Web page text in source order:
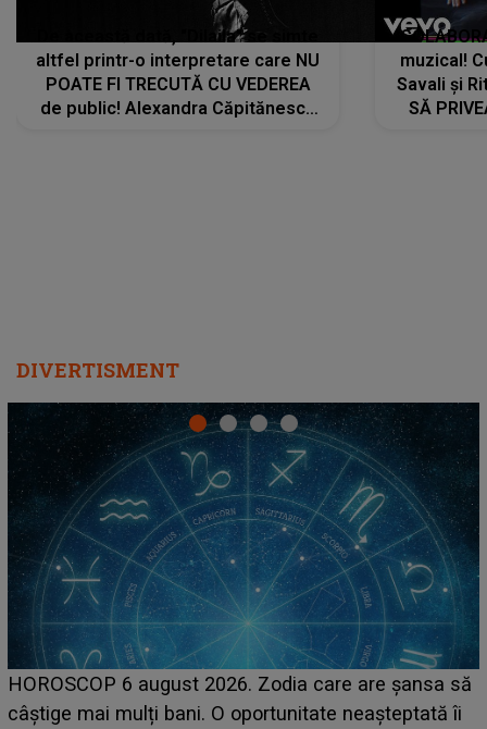
De această dată, "Dilaila" se simte
altfel printr-o interpretare care NU
POATE FI TRECUTĂ CU VEDEREA
de public! Alexandra Căpitănescu
muzical!
Savali și
SĂ
DIVERTISMENT
LINE-UP UNTOLD ONE, prima zi. Cine sunt artiștii
care deschid festivalul și de la ce ore au loc cele mai